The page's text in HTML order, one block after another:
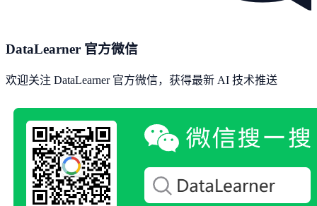
DataLearner 官方微信
欢迎关注 DataLearner 官方微信，获得最新 AI 技术推送